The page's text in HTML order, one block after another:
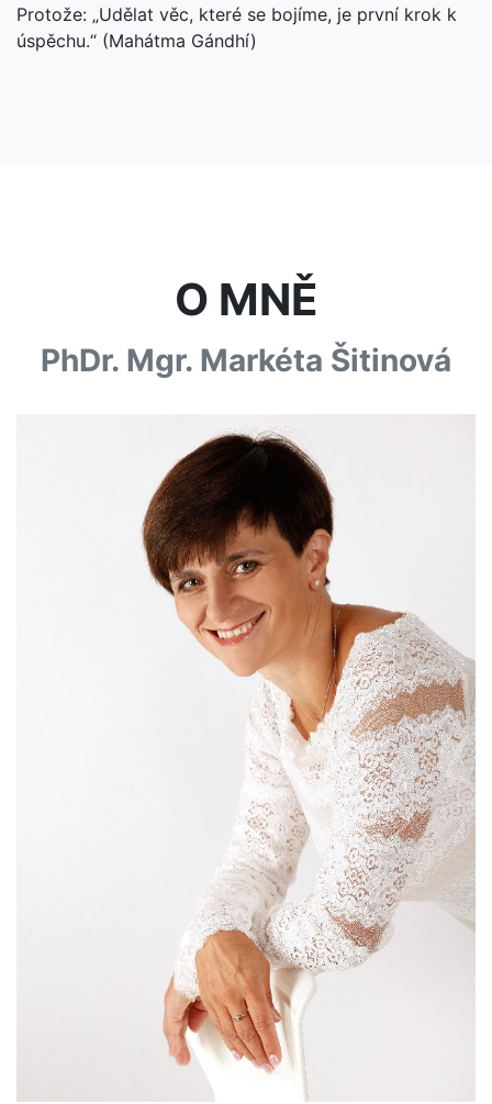
Protože: „Udělat věc, které se bojíme, je první krok k
úspěchu.“ (Mahátma Gándhí)
O MNĚ
PhDr. Mgr. Markéta Šitinová